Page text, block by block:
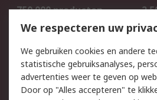
750.000 producten
Bestellen
Track & Trace
Wettelijk
We respecteren uw
We gebruiken cookies en andere
statistische gebruiksanalyses,
advertenties weer te geven op
Door op "Alles accepteren" te